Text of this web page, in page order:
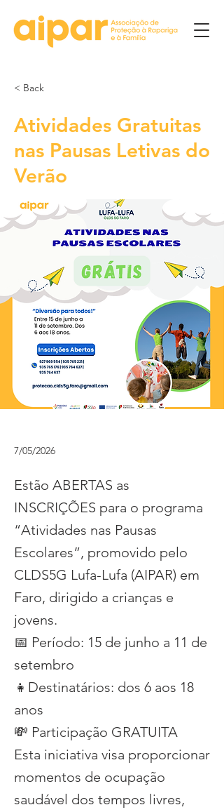
< Back
Atividades Gratuitas
nas Pausas Letivas do
Verão
7/05/2026
Estão ABERTAS as
INSCRIÇÕES para o programa
“Atividades nas Pausas
Escolares”, promovido pelo
CLDS5G Lufa-Lufa (AIPAR) em
Faro, dirigido a crianças e
jovens.
📅 Período: 15 de junho a 11 de
setembro
👧Destinatários: dos 6 aos 18
anos
💸 Participação GRATUITA
Esta iniciativa visa proporcionar
momentos de ocupação
saudável dos tempos livres,